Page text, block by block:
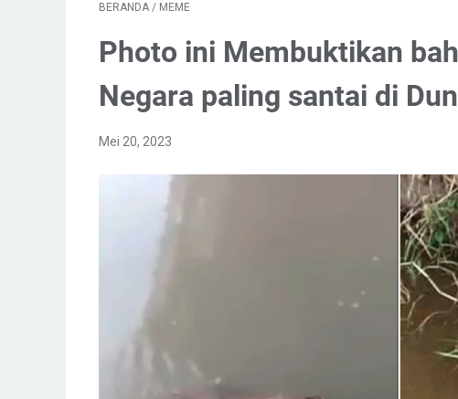
BERANDA / MEME
Photo ini Membuktikan
Negara paling santai di
Mei 20, 2023